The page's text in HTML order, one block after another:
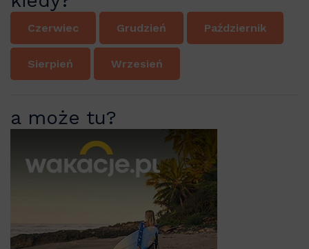
Czerwiec Grudzień Październik
Sierpień Wrzesień
a może tu?